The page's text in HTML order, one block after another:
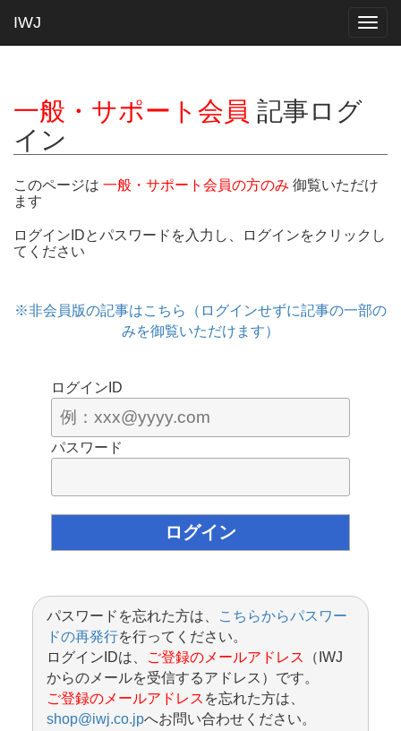
IWJ
一般・サポート会員 記事ログ
イン
このページは 一般・サポート会員の方のみ 御覧いただけ
ます
ログインIDとパスワードを入力し、ログインをクリックし
てください
※非会員版の記事はこちら（ログインせずに記事の一部の
みを御覧いただけます）
ログインID
パスワード
パスワードを忘れた方は、
こちらからパスワー
ドの再発行を行ってください。
ログインIDは、
ご登録のメールアドレス
（IWJ
からのメールを受信するアドレス）です。
ご登録のメールアドレス を忘れた方は、
shop@iwj.co.jpへお問い合わせください。